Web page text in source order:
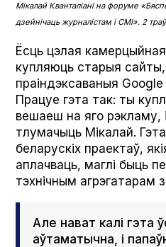
Мікалай Кванталіані на форуме
дзейнічаць журналістам і СМІ». 2
Ёсць цэлая
купляюць старыя
праіндэксаваныя Google
Працуе гэта так: ты
вешаеш на яго рэкламу,
тлумачыць Мікалай.
беларускіх праектаў,
аплачваць, маглі быць
тэхнічным агрэгатарам
Але нават калі гэта
аўтаматычна, і